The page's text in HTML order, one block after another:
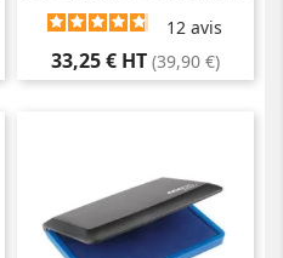
12avis
Prix
33,25 € HT (39,90 €)